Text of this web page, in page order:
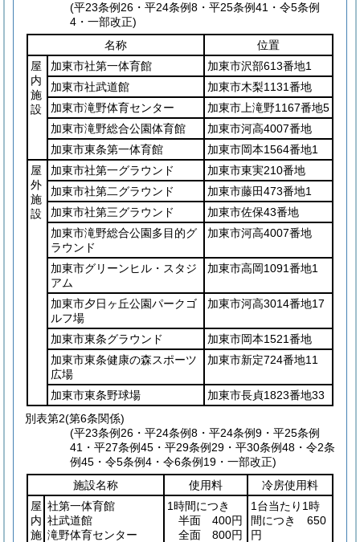
(平23条例26・平24条例8・平25条例41・令5条例
4・一部改正)
名称
位置
屋
内
施
設
加東市社第一体育館
加東市沢部613番地1
加東市社武道館
加東市木梨1131番地
加東市滝野体育センター
加東市上滝野1167番地5
加東市滝野総合公園体育館
加東市河高4007番地
加東市東条第一体育館
加東市岡本1564番地1
屋
外
施
設
加東市社第一グラウンド
加東市東実210番地
加東市社第二グラウンド
加東市藤田473番地1
加東市社第三グラウンド
加東市佐保43番地
加東市滝野総合公園多目的グ
ラウンド
加東市河高4007番地
加東市グリーンヒル・スタジ
アム
加東市高岡1091番地1
加東市夕日ヶ丘公園パークゴ
ルフ場
加東市河高3014番地17
加東市東条グラウンド
加東市岡本1521番地
加東市東条健康の森スポーツ
広場
加東市新定724番地11
加東市東条野球場
加東市長貞1823番地33
別表第2(第6条関係)
(平23条例26・平24条例8・平24条例9・平25条例
41・平27条例45・平29条例29・平30条例48・令2条
例45・令5条例4・令6条例19・一部改正)
施設名称
使用料
冷房使用料
屋
内
施
社第一体育館
社武道館
滝野体育センター
1時間につき
半面 400円
全面 800円
1台当たり1時
間につき 650
円